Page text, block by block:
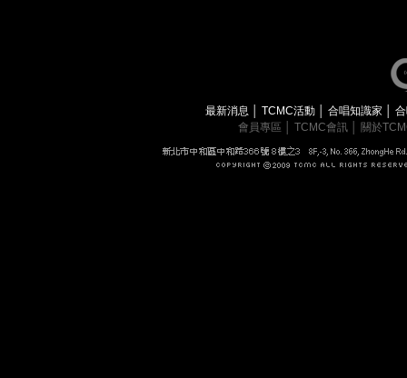
最新消息 TCMC活動 合唱知識家
會員專區
TCMC會訊 關於